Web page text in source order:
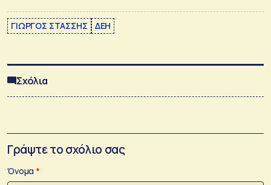
ΓΙΩΡΓΟΣ ΣΤΑΣΣΗΣ ΔΕΗ
Σχόλια
Γράψτε το σχόλιο σας
Όνομα